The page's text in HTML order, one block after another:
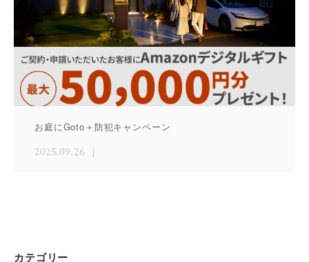
お庭にGoto＋防犯キャンペーン
2025.09.26
カテゴリー